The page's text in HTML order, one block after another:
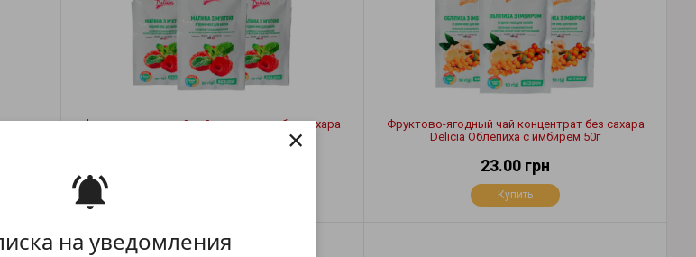
на уведомления
×
Фруктово-ягодный чай концентрат без сахара
Фруктово-ягодный чай концентрат без сахара
Delicia Облепиха с имбирем 50г
23.00 грн
Купить